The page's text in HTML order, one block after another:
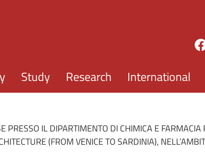
Study Research International
PRESSO IL DIPARTIMENTO DI CHIMICA E
(FROM VENICE TO SARDINIA),